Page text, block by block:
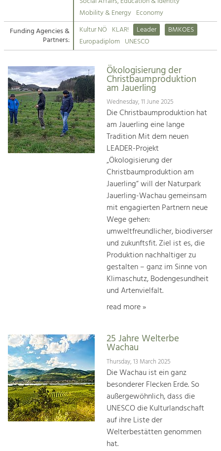
Suche
Impressum
Kontakt
Tourism
Offer Development and Positioning
Art & Culture
Crafts, Science and Research.
Social Affairs, Education
& Identity
Equality, Youth and Integration.
Climate Change, Public Transport and
Increase in Regional Value Added.
Mobility & Energy Economy
Funding Agencies &
Partners:
Kultur NÖ KLAR! Leader
BMKOES
Europadiplom UNESCO
Ökologisierung der
Christbaumproduktion
am Jauerling
Wednesday, 11 June 2025
Die Christbaumproduktion hat
am Jauerling eine lange
Tradition Mit dem neuen
LEADER-Projekt
„Ökologisierung der
Christbaumproduktion am
Jauerling“ will der Naturpark
Jauerling-Wachau gemeinsam
mit engagierten Partnern neue
Wege gehen:
umweltfreundlicher, biodiverser
und zukunftsfit. Ziel ist es, die
Produktion nachhaltiger zu
gestalten – ganz im Sinne von
Klimaschutz, Bodengesundheit
und Artenvielfalt.
read more »
25 Jahre Welterbe
Wachau
Thursday, 13 March 2025
Die Wachau ist ein ganz
besonderer Flecken Erde. So
außergewöhnlich, dass die
UNESCO die Kulturlandschaft
auf ihre Liste der
Welterbestätten genommen
hat.